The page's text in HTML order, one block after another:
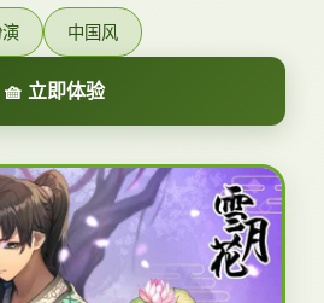
中国风
🧺 立即体验